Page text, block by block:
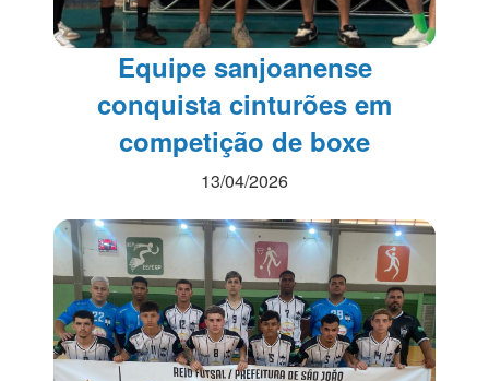
Equipe sanjoanense
conquista cinturões em
competição de boxe
13/04/2026